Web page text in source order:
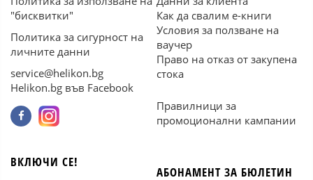
"бисквитки"
Политика за сигурност на
личните данни
service@helikon.bg
Helikon.bg във Facebook
Как да свалим е-книги
Условия за ползване на
ваучер
Право на отказ от закупена
стока
Правилници за
промоционални кампании
ВКЛЮЧИ СЕ!
АБОНАМЕНТ ЗА БЮЛЕТИН